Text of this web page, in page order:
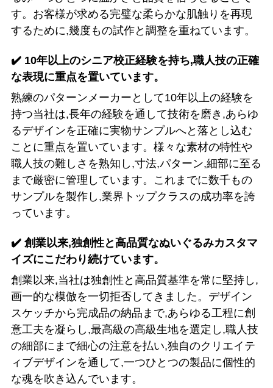
す。お客様が求める完璧な柔らかな肌触りを再現
するために,幾度もの試作と調整を重ねています。
✔️10年以上のシニア校正経験を持ち,職人技の正確
な表現に重点を置いています。
熟練のパターンメーカーとして10年以上の経験を
持つ当社は,長年の経験を通して技術を磨き,あらゆ
るデザインを正確に実物サンプルへと落とし込む
ことに重点を置いています。様々な素材の特性や
職人技の難しさを熟知し,寸法,パターン,細部に至る
まで厳密に管理しています。これまでに数千もの
サンプルを製作し,業界トップクラスの成功率を誇
っています。
✔️創業以来,独創性と高品質なぬいぐるみカスタマ
イズにこだわり続けています。
創業以来,当社は独創性と高品質基準を常に堅持し,
画一的な模倣を一切拒否してきました。デザイン
スケッチから完成品の納品まで,あらゆる工程に創
意工夫を凝らし,最高級の高級生地を選定し,職人技
の細部にまで細心の注意を払い,独自のクリエイテ
ィブデザインを通して,一つひとつの製品に個性的
な魂を吹き込んでいます。